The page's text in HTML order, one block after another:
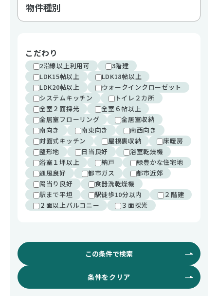
こだわり
2沿線以上利用可
3階建
LDK15帖以上
LDK18帖以上
LDK20帖以上
ウォークインクローゼット
システムキッチン
トイレ２カ所
全室２面採光
全室６帖以上
全居室フローリング
全居室収納
南向き
南東向き
南西向き
対面式キッチン
屋根裏収納
床暖房
整形地
日当良好
浴室乾燥機
浴室１坪以上
納戸
緑豊かな住宅地
通風良好
都市ガス
都市近郊
陽当り良好
食器洗乾燥機
駅まで平坦
駅徒歩10分以内
２階建
２面以上バルコニー
３面採光
この条件で検索
条件をクリア